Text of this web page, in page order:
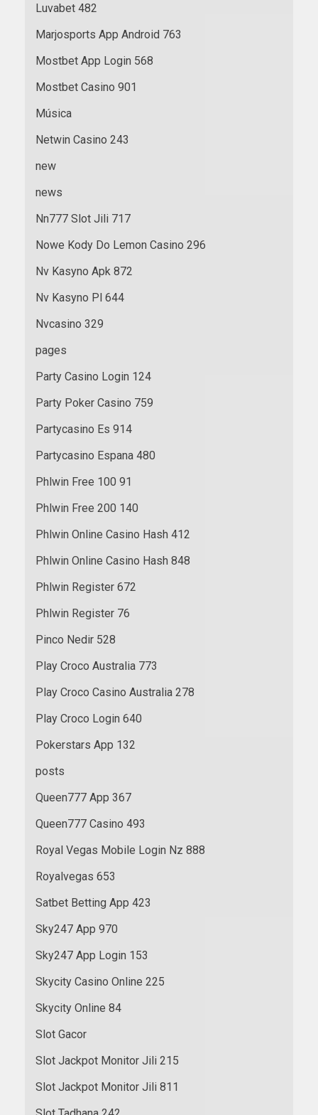
Luvabet 482
Marjosports App Android 763
Mostbet App Login 568
Mostbet Casino 901
Música
Netwin Casino 243
new
news
Nn777 Slot Jili 717
Nowe Kody Do Lemon Casino 296
Nv Kasyno Apk 872
Nv Kasyno Pl 644
Nvcasino 329
pages
Party Casino Login 124
Party Poker Casino 759
Partycasino Es 914
Partycasino Espana 480
Phlwin Free 100 91
Phlwin Free 200 140
Phlwin Online Casino Hash 412
Phlwin Online Casino Hash 848
Phlwin Register 672
Phlwin Register 76
Pinco Nedir 528
Play Croco Australia 773
Play Croco Casino Australia 278
Play Croco Login 640
Pokerstars App 132
posts
Queen777 App 367
Queen777 Casino 493
Royal Vegas Mobile Login Nz 888
Royalvegas 653
Satbet Betting App 423
Sky247 App 970
Sky247 App Login 153
Skycity Casino Online 225
Skycity Online 84
Slot Gacor
Slot Jackpot Monitor Jili 215
Slot Jackpot Monitor Jili 811